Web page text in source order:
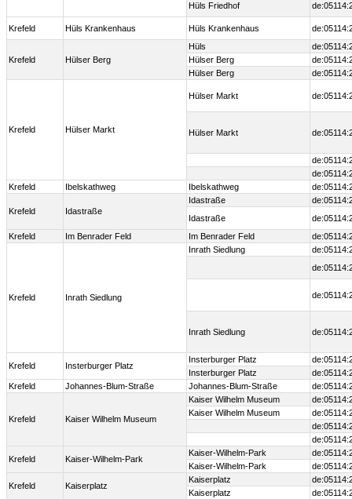
Hüls Friedhof
Krefeld Hüls Krankenhaus Hüls Krankenhaus
Krefeld Hülser Berg
Hüls
Hülser Berg
Hülser Berg
Krefeld Hülser Markt
Hülser Markt
Hülser Markt
Krefeld
Ibelskathweg Ibelskathweg
Krefeld Idastraße
Idastraße
Idastraße
Krefeld
Im Benrader Feld Im Benrader Feld
Krefeld Inrath Siedlung
Inrath Siedlung
Inrath Siedlung
Krefeld Insterburger Platz
Insterburger Platz
Insterburger Platz
Krefeld
Johannes-Blum-Straße Johannes-Blum-Straße
Krefeld Kaiser Wilhelm Museum
Kaiser Wilhelm Museum
Kaiser Wilhelm Museum
Krefeld Kaiser-Wilhelm-Park
Kaiser-Wilhelm-Park
Kaiser-Wilhelm-Park
Krefeld Kaiserplatz
Kaiserplatz
Kaiserplatz